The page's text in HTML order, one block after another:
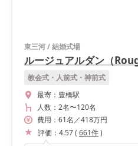
東三河/結婚式場
ルージュアルダン（
教会式・人前式・神前式
最寄： 豊橋駅
人数： 2名〜120名
費用： 61名 ／418万円
評価： 4.57( 661件)